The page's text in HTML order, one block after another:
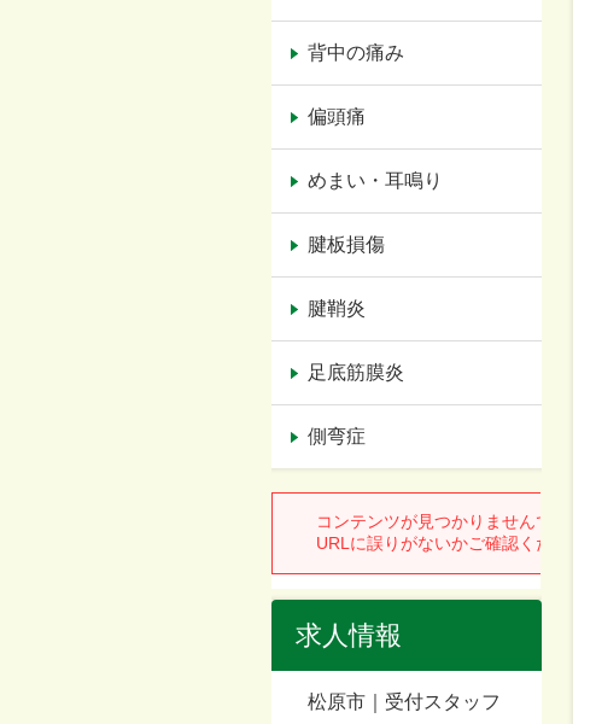
背中の痛み
偏頭痛
めまい・耳鳴り
腱板損傷
腱鞘炎
足底筋膜炎
側弯症
求人情報
松原市｜受付スタッフ